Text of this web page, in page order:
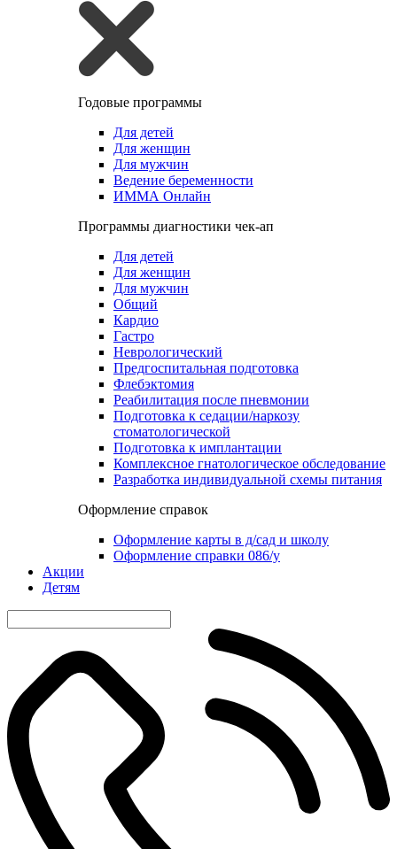
Годовые программы
Для детей
Для женщин
Для мужчин
Ведение беременности
ИММА Онлайн
Программы диагностики чек-ап
Для детей
Для женщин
Для мужчин
Общий
Кардио
Гастро
Неврологический
Предгоспитальная подготовка
Флебэктомия
Реабилитация после пневмонии
Подготовка к седации/наркозу
стоматологической
Подготовка к имплантации
Комплексное гнатологическое обследование
Разработка индивидуальной схемы питания
Оформление справок
Оформление карты в д/сад и школу
Оформление справки 086/у
Акции
Детям